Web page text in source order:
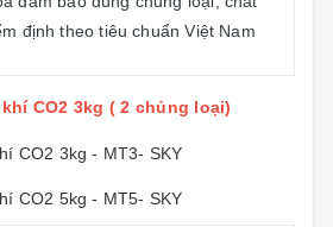
định theo tiêu chuẩn Việt Nam
CO2 3kg ( 2 chủng loại)
CO2 3kg - MT3- SKY
CO2 5kg - MT5- SKY